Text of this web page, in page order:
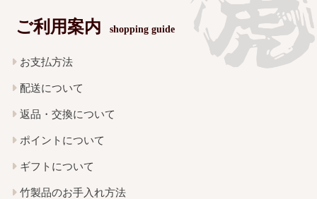
ご利用案内 shopping guide
お支払方法
配送について
返品・交換について
ポイントについて
ギフトについて
竹製品のお手入れ方法